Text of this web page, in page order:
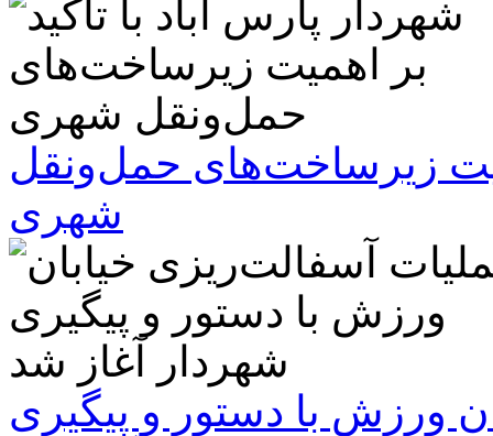
زیرساخت‌های حمل‌ونقل
شهری
ورزش با دستور و پیگیری